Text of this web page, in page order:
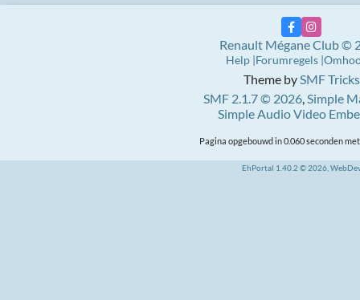
Theme bySMF Tricks
SMF 2.1.7 © 2026,Simple
Simple Audio Video
Renault Mégane Club ©
Help Forumregels
Pagina opgebouwd in 0.060 seconden
EhPortal 1.40.2 © 2026,